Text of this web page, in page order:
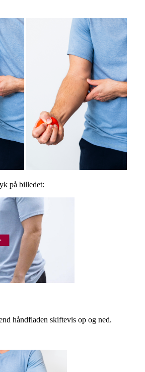
på billedet:
håndfladen skiftevis op og ned.